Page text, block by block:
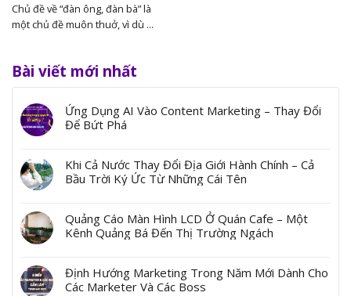
Chủ đề về “đàn ông, đàn bà” là
một chủ đề muôn thuở, vì dù ...
Bài viết mới nhất
Ứng Dụng AI Vào Content Marketing – Thay Đổi
Để Bứt Phá
Khi Cả Nước Thay Đổi Địa Giới Hành Chính – Cả
Bầu Trời Ký Ức Từ Những Cái Tên
Quảng Cáo Màn Hình LCD Ở Quán Cafe – Một
Kênh Quảng Bá Đến Thị Trường Ngách
Định Hướng Marketing Trong Năm Mới Dành Cho
Các Marketer Và Các Boss